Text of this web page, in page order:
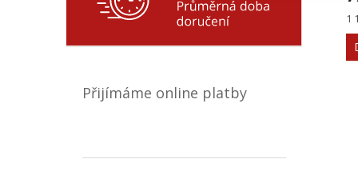
Přijímáme online platby
1